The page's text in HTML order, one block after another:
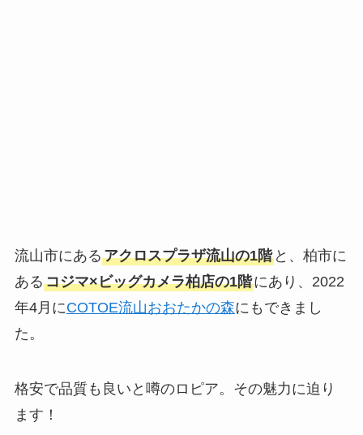
流山市にあるアクロスプラザ流山の1階と、柏市に
あるコジマ×ビッグカメラ柏店の1階にあり、2022
年4月にCOTOE流山おおたかの森にもできまし
た。
格安で品質も良いと噂のロピア。その魅力に迫り
ます！